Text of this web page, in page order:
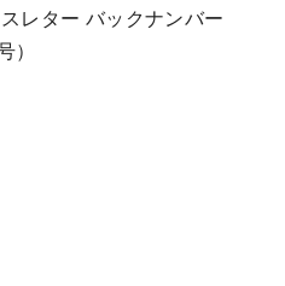
レター バックナンバー